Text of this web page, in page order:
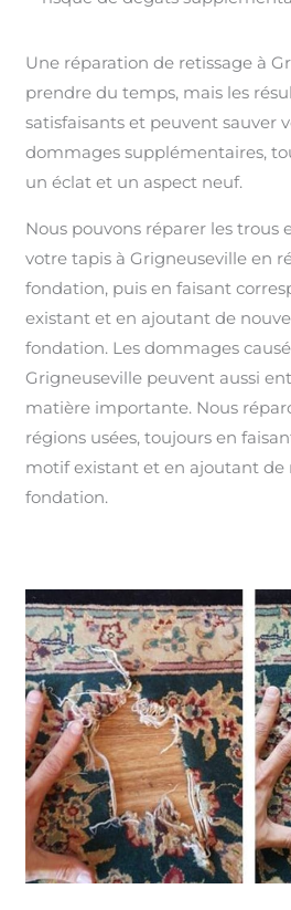
Une réparation de retissage à
prendre du temps, mais les
satisfaisants et peuvent sauver
dommages supplémentaires,
un éclat et un aspect neuf.
Nous pouvons réparer les trous
votre tapis à Grigneuseville en
fondation, puis en faisant
existant et en ajoutant de
fondation. Les dommages
Grigneuseville peuvent aussi
matière importante. Nous
régions usées, toujours en
motif existant et en ajoutant
fondation.